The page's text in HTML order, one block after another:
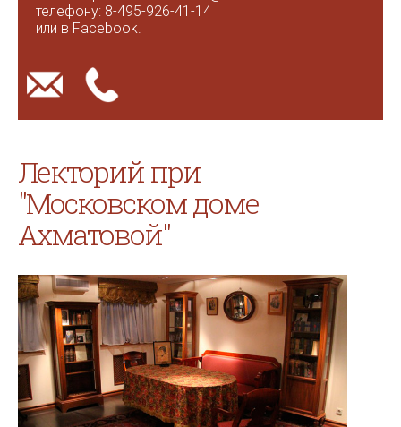
телефону: 8-495-926-41-14
или в Facebook.
Лекторий при
"Московском доме
Ахматовой"